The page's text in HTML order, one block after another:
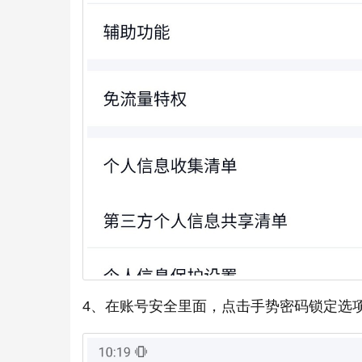
4、在账号安全里面，点击手势密码锁定选